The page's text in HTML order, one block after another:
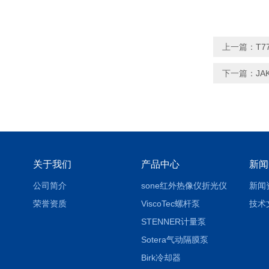
上一篇：
下一篇：
关于我们
公司简介
荣誉资质
产品中心
sone红外热像仪折光仪
ViscoTec螺杆泵
STENNER计量泵
Sotera气动隔膜泵
Birk冷却器
新
新闻
技术